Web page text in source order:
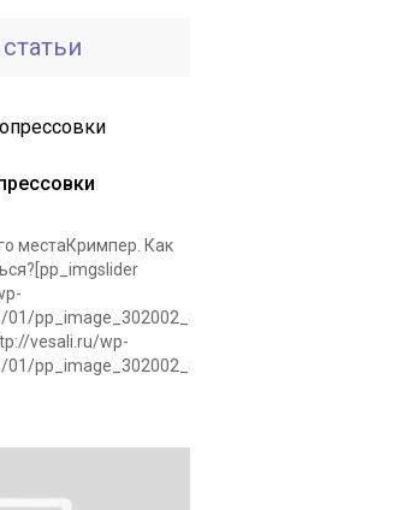
местаКримпер. Как
pp_image_302002_8r8slafvntkrimper.jpg"]
vesali.ru/wp-